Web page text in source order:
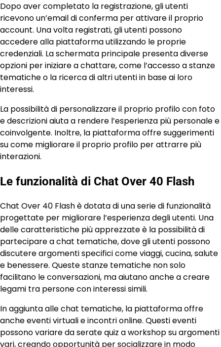
Dopo aver completato la registrazione, gli utenti
ricevono un’email di conferma per attivare il proprio
account. Una volta registrati, gli utenti possono
accedere alla piattaforma utilizzando le proprie
credenziali. La schermata principale presenta diverse
opzioni per iniziare a chattare, come l’accesso a stanze
tematiche o la ricerca di altri utenti in base ai loro
interessi.
La possibilità di personalizzare il proprio profilo con foto
e descrizioni aiuta a rendere l’esperienza più personale e
coinvolgente. Inoltre, la piattaforma offre suggerimenti
su come migliorare il proprio profilo per attrarre più
interazioni.
Le funzionalità di Chat Over 40 Flash
Chat Over 40 Flash è dotata di una serie di funzionalità
progettate per migliorare l’esperienza degli utenti. Una
delle caratteristiche più apprezzate è la possibilità di
partecipare a chat tematiche, dove gli utenti possono
discutere argomenti specifici come viaggi, cucina, salute
e benessere. Queste stanze tematiche non solo
facilitano le conversazioni, ma aiutano anche a creare
legami tra persone con interessi simili.
In aggiunta alle chat tematiche, la piattaforma offre
anche eventi virtuali e incontri online. Questi eventi
possono variare da serate quiz a workshop su argomenti
vari, creando opportunità per socializzare in modo